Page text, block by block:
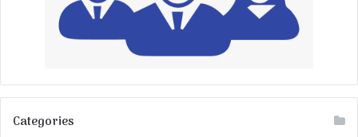
Categories